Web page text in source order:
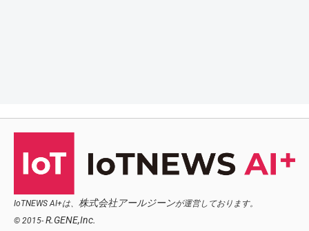
IoTNEWS AI+は、 株式会社アールジーンが運営しております。
© 2015- R.GENE,Inc.